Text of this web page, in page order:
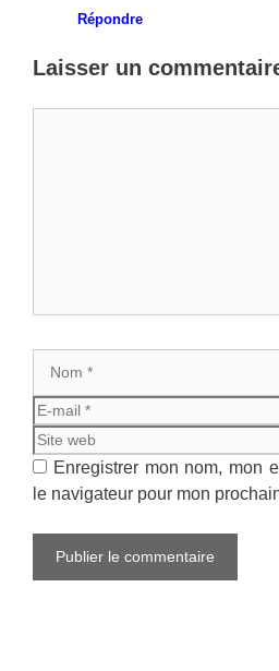
Répondre
Laisser un
Enregistrer mon nom, mon
le navigateur pour mon